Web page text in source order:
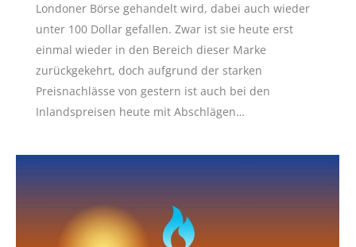
Londoner Börse gehandelt wird, dabei auch wieder
unter 100 Dollar gefallen. Zwar ist sie heute erst
einmal wieder in den Bereich dieser Marke
zurückgekehrt, doch aufgrund der starken
Preisnachlässe von gestern ist auch bei den
Inlandspreisen heute mit Abschlägen…